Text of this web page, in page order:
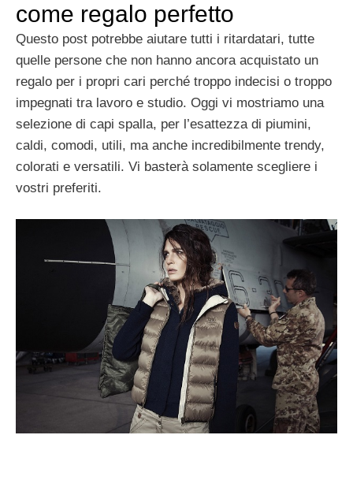
come regalo perfetto
Questo post potrebbe aiutare tutti i ritardatari, tutte
quelle persone che non hanno ancora acquistato un
regalo per i propri cari perché troppo indecisi o troppo
impegnati tra lavoro e studio. Oggi vi mostriamo una
selezione di capi spalla, per l’esattezza di piumini,
caldi, comodi, utili, ma anche incredibilmente trendy,
colorati e versatili. Vi basterà solamente scegliere i
vostri preferiti.